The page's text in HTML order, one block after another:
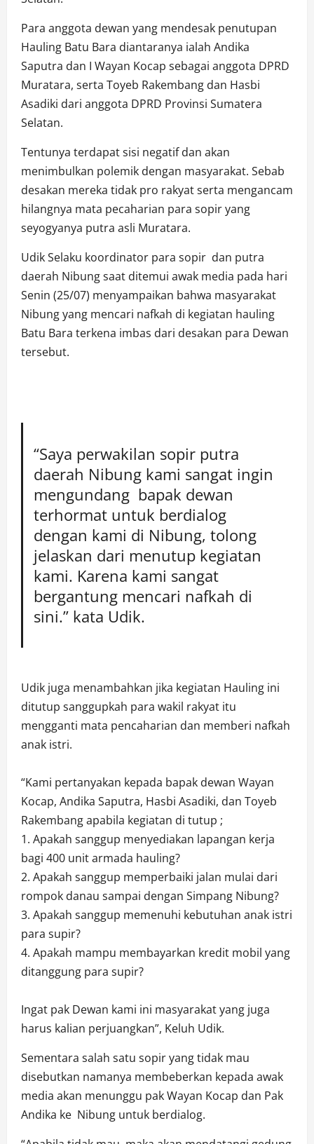
Para anggota dewan yang mendesak penutupan
Hauling Batu Bara diantaranya ialah Andika
Saputra dan I Wayan Kocap sebagai anggota DPRD
Muratara, serta Toyeb Rakembang dan Hasbi
Asadiki dari anggota DPRD Provinsi Sumatera
Selatan.
Tentunya terdapat sisi negatif dan akan
menimbulkan polemik dengan masyarakat. Sebab
desakan mereka tidak pro rakyat serta mengancam
hilangnya mata pecaharian para sopir yang
seyogyanya putra asli Muratara.
Udik Selaku koordinator para sopir dan putra
daerah Nibung saat ditemui awak media pada hari
Senin (25/07) menyampaikan bahwa masyarakat
Nibung yang mencari nafkah di kegiatan hauling
Batu Bara terkena imbas dari desakan para Dewan
tersebut.
“Saya perwakilan sopir putra
daerah Nibung kami sangat ingin
mengundang bapak dewan
terhormat untuk berdialog
dengan kami di Nibung, tolong
jelaskan dari menutup kegiatan
kami. Karena kami sangat
bergantung mencari nafkah di
sini.” kata Udik.
Udik juga menambahkan jika kegiatan Hauling ini
ditutup sanggupkah para wakil rakyat itu
mengganti mata pencaharian dan memberi nafkah
anak istri.
“Kami pertanyakan kepada bapak dewan Wayan
Kocap, Andika Saputra, Hasbi Asadiki, dan Toyeb
Rakembang apabila kegiatan di tutup ;
1. Apakah sanggup menyediakan lapangan kerja
bagi 400 unit armada hauling?
2. Apakah sanggup memperbaiki jalan mulai dari
rompok danau sampai dengan Simpang Nibung?
3. Apakah sanggup memenuhi kebutuhan anak istri
para supir?
4. Apakah mampu membayarkan kredit mobil yang
ditanggung para supir?
Ingat pak Dewan kami ini masyarakat yang juga
harus kalian perjuangkan”, Keluh Udik.
Sementara salah satu sopir yang tidak mau
disebutkan namanya membeberkan kepada awak
media akan menunggu pak Wayan Kocap dan Pak
Andika ke Nibung untuk berdialog.